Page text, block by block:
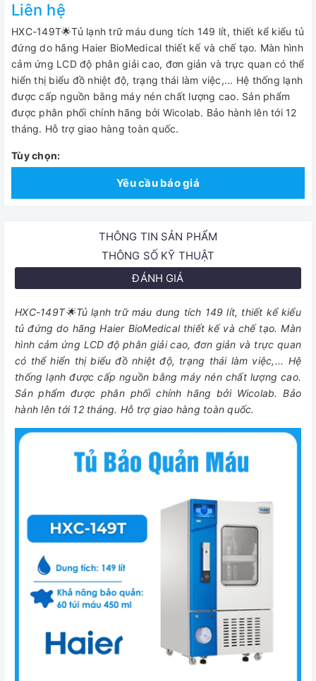
Liên hệ
HXC-149T🌟Tủ lạnh trữ máu dung tích 149 lít, thiết kể kiểu tủ
đứng do hãng Haier BioMedical thiết kế và chế tạo. Màn hình
cảm ứng LCD độ phân giải cao, đơn giản và trực quan có thể
hiển thị biểu đồ nhiệt độ, trạng thái làm việc,... Hệ thống lạnh
được cấp nguồn bằng máy nén chất lượng cao. Sản phẩm
được phân phối chính hãng bởi Wicolab. Bảo hành lên tới 12
tháng. Hỗ trợ giao hàng toàn quốc.
Tùy chọn:
Yêu cầu báo giá
THÔNG TIN SẢN PHẨM
THÔNG SỐ KỸ THUẬT
ĐÁNH GIÁ
HXC-149T🌟Tủ lạnh trữ máu dung tích 149 lít, thiết kể kiểu
tủ đứng do hãng Haier BioMedical thiết kế và chế tạo. Màn
hình cảm ứng LCD độ phân giải cao, đơn giản và trực quan
có thể hiển thị biểu đồ nhiệt độ, trạng thái làm việc,... Hệ
thống lạnh được cấp nguồn bằng máy nén chất lượng cao.
Sản phẩm được phân phối chính hãng bởi Wicolab. Bảo
hành lên tới 12 tháng. Hỗ trợ giao hàng toàn quốc.